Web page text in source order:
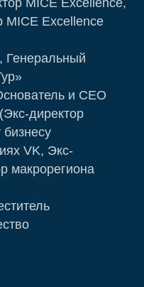
MICE Excellence,
Excellence
, Генеральный
и CEO
директор
VK, Экс-
макрорегиона